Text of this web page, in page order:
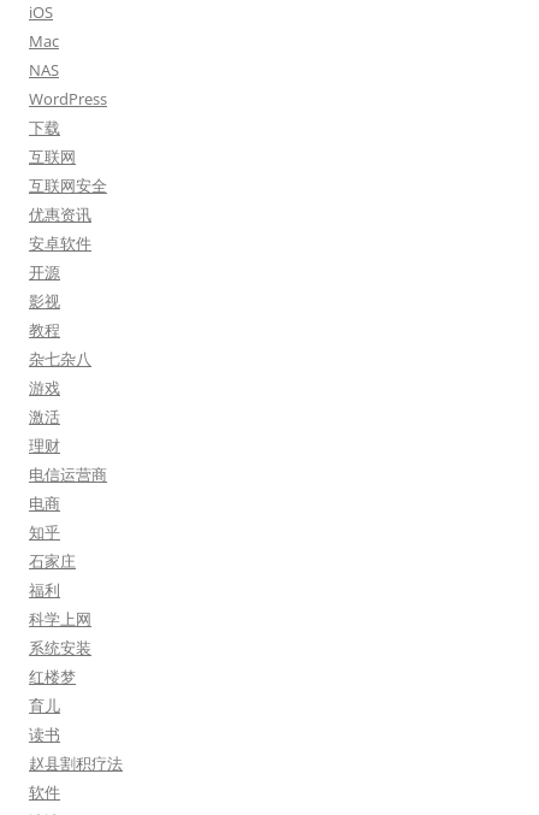
iOS
Mac
NAS
WordPress
下载
互联网
互联网安全
优惠资讯
安卓软件
开源
影视
教程
杂七杂八
游戏
激活
理财
电信运营商
电商
知乎
石家庄
福利
科学上网
系统安装
红楼梦
育儿
读书
赵县割积疗法
软件